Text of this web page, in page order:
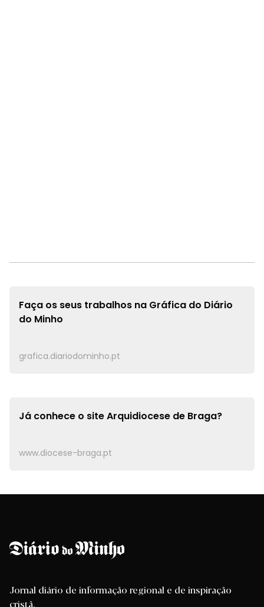
Faça os seus trabalhos na Gráfica do Diário
do Minho
grafica.diariodominho.pt
Já conhece o siteArquidiocese de Braga?
www.diocese-braga.pt
Jornal diário de informação regional e de inspiração
cristã.